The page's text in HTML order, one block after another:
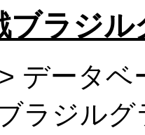
ブラジ
> データ
ラジル